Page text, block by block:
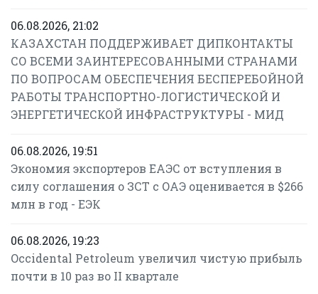
06.08.2026, 21:02
КАЗАХСТАН ПОДДЕРЖИВАЕТ ДИПКОНТАКТЫ
СО ВСЕМИ ЗАИНТЕРЕСОВАННЫМИ СТРАНАМИ
ПО ВОПРОСАМ ОБЕСПЕЧЕНИЯ БЕСПЕРЕБОЙНОЙ
РАБОТЫ ТРАНСПОРТНО-ЛОГИСТИЧЕСКОЙ И
ЭНЕРГЕТИЧЕСКОЙ ИНФРАСТРУКТУРЫ - МИД
06.08.2026, 19:51
Экономия экспортеров ЕАЭС от вступления в
силу соглашения о ЗСТ с ОАЭ оценивается в $266
млн в год - ЕЭК
06.08.2026, 19:23
Occidental Petroleum увеличил чистую прибыль
почти в 10 раз во II квартале